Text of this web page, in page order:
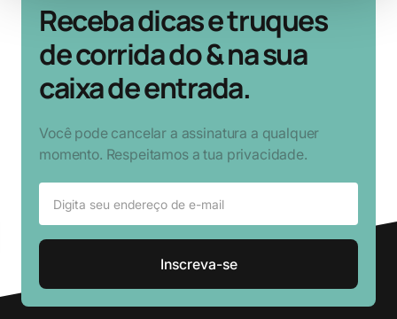
Receba dicas e truques
de corrida do & na sua
caixa de entrada.
Você pode cancelar a assinatura a qualquer
momento. Respeitamos a tua privacidade.